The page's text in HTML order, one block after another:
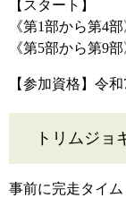
【スタート】
《第1部から第4
《第5部から第9
【参加資格】令
トリムジョ
事前に完走タイ